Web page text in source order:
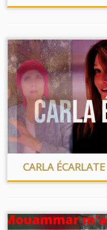
CARLA ÉCARLATE